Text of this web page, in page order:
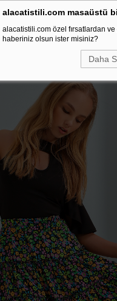
alacatistili.com masaüstü
alacatistili.com özel fırsatlardan
haberiniz olsun ister misiniz?
Daha
SEPETTE%15 İNDIRIM •
Etek ALC-X8619